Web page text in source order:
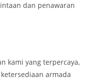
dan penawaran
kami yang terpercaya,
armada